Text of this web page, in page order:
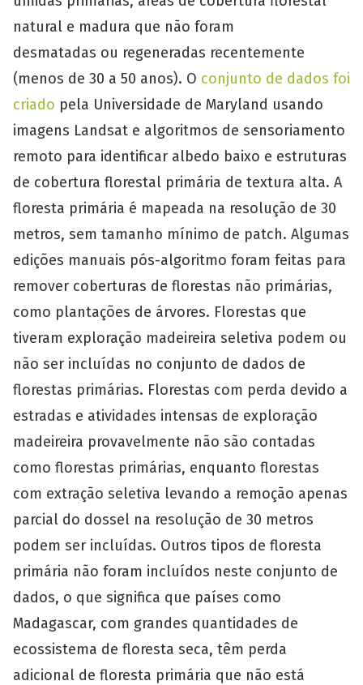
natural e madura que não foram
desmatadas ou regeneradas recentemente
(menos de 30 a 50 anos). O conjunto de dados foi
criado pela Universidade de Maryland usando
imagens Landsat e algoritmos de sensoriamento
remoto para identificar albedo baixo e estruturas
de cobertura florestal primária de textura alta. A
floresta primária é mapeada na resolução de 30
metros, sem tamanho mínimo de patch. Algumas
edições manuais pós-algoritmo foram feitas para
remover coberturas de florestas não primárias,
como plantações de árvores. Florestas que
tiveram exploração madeireira seletiva podem ou
não ser incluídas no conjunto de dados de
florestas primárias. Florestas com perda devido a
estradas e atividades intensas de exploração
madeireira provavelmente não são contadas
como florestas primárias, enquanto florestas
com extração seletiva levando a remoção apenas
parcial do dossel na resolução de 30 metros
podem ser incluídas. Outros tipos de floresta
primária não foram incluídos neste conjunto de
dados, o que significa que países como
Madagascar, com grandes quantidades de
ecossistema de floresta seca, têm perda
adicional de floresta primária que não está